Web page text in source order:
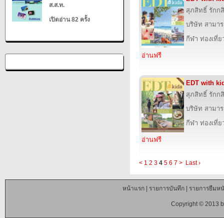
ส.ส.ท.
เปิดอ่าน 82 ครั้ง
สุภสิทธิ์ รักก
บริษัท สามา
กีฬา ท่องเที่
อ่านฟรี
EDT with
สุภสิทธิ์ รักก
บริษัท สามา
กีฬา ท่องเที่
อ่านฟรี
< 1 2 3 4 5 6 7 > Last ›
หน้าแรก| รายการบันทึก| รายการยืมห
Copyright © 2013